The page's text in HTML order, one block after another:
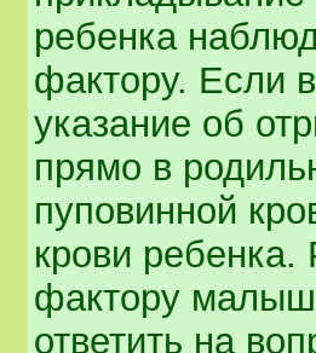
ребенка
фактору. Если
указание об
прямо в
пуповинной
крови ребенка.
фактору
ответить на